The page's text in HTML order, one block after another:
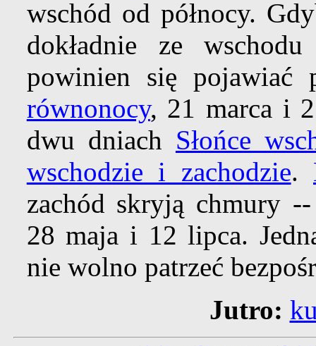
wschód od północy.
dokładnie ze
powinien się pojawiać
równonocy, 21 marca i
dwu dniach Słońce
wschodzie i zachodzie.
zachód skryją chmury
28 maja i 12 lipca.
nie wolno patrzeć
Jutro: